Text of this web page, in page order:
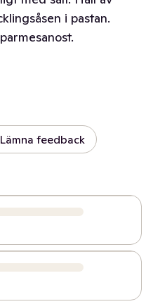
i pastan.
Lämna feedback